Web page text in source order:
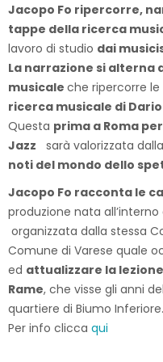
Jacopo Fo ripercorre,
tappe della ricerca
lavoro di studio dai
La narrazione si alterna
musicale che ripercorre
ricerca musicale di Dario
Questa prima a Roma
Jazz sarà valorizzata
noti del mondo dello
Jacopo Fo racconta le
produzione nata all’interno
organizzata dalla stessa
Comune di Varese quale
ed attualizzare la
Rame, che visse gli anni
quartiere di Biumo Inferiore.
Per info clicca qui